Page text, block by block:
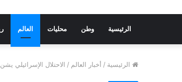
الرئيسية وطن محليات العالم
الرئيسية / أخبار العالم / الاحتلال الإسرائيلي